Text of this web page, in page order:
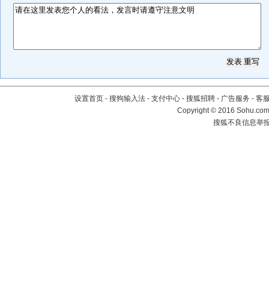
设置首页 - 搜狗输入法 - 支付中心 - 搜狐招聘 - 广告服务 - 客
Copyright©2016
搜狐不良信息举